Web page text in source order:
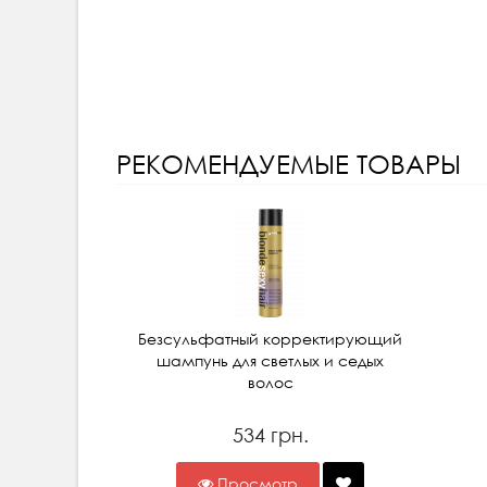
РЕКОМЕНДУЕМЫЕ ТОВАРЫ
Безсульфатный корректирующий
шампунь для светлых и седых
волос
534 грн.